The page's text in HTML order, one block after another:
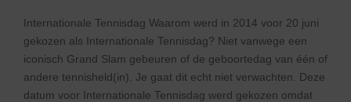
Internationale Tennisdag Waarom werd in 2014 voor 20 juni
gekozen als Internationale Tennisdag? Niet vanwege een
iconisch Grand Slam gebeuren of de geboortedag van één of
andere tennisheld(in). Je gaat dit echt niet verwachten. Deze
datum voor Internationale Tennisdag werd gekozen omdat